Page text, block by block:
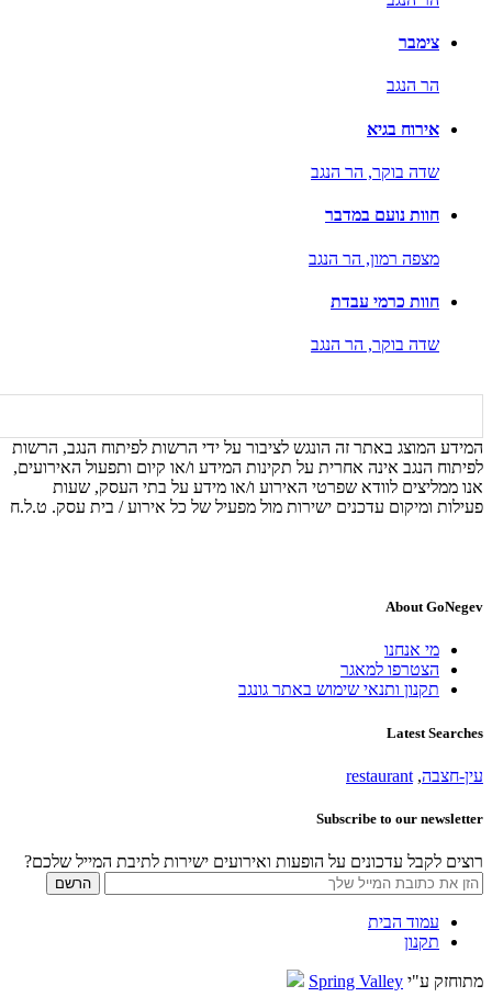
צימבר
הר הנגב
אירוח בגיא
שדה בוקר, הר הנגב
חוות נועם במדבר
מצפה רמון, הר הנגב
חוות כרמי עבדת
שדה בוקר, הר הנגב
המידע המוצג באתר זה הונגש לציבור על ידי הרשות לפיתוח הנגב, הרשות
לפיתוח הנגב אינה אחרית על תקינות המידע ו/או קיום ותפעול האירועים,
אנו ממליצים לוודא שפרטי האירוע ו/או מידע על בתי העסק, שעות
פעילות ומיקום עדכנים ישירות מול מפעיל של כל אירוע / בית עסק. ט.ל.ח
About GoNegev
מי אנחנו
הצטרפו למאגר
תקנון ותנאי שימוש באתר גונגב
Latest Searches
עין-חצבה,
restaurant
Subscribe to our newsletter
רוצים לקבל עדכונים על הופעות ואירועים ישירות לתיבת המייל שלכם?
עמוד הבית
תקנון
מתוחזק ע"י Spring Valley